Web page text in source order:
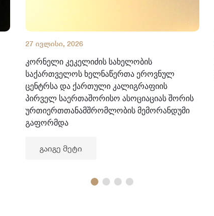
27 ივლისი, 2026
კორნელი კეკელიძის სახელობის
საქართველოს ხელნაწერთა ეროვნულ
ცენტრსა და ქართული კალიგრაფიის
პირველ საერთაშორისო ასოციაციას შორის
ურთიერთთანამშრომლობის მემორანდუმი
გაფორმდა
გაიგე მეტი